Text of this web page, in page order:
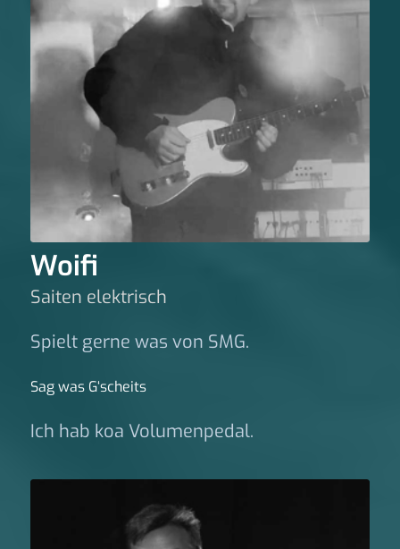
Woifi
Saiten elektrisch
Spielt gerne was von SMG.
Sag was G‘scheits
Ich hab koa Volumenpedal.